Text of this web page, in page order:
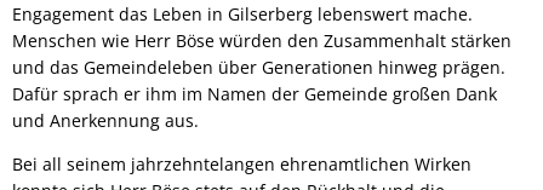
Engagement das Leben in Gilserberg lebenswert mache.
Menschen wie Herr Böse würden den Zusammenhalt stärken
und das Gemeindeleben über Generationen hinweg prägen.
Dafür sprach er ihm im Namen der Gemeinde großen Dank
und Anerkennung aus.
Bei all seinem jahrzehntelangen ehrenamtlichen Wirken